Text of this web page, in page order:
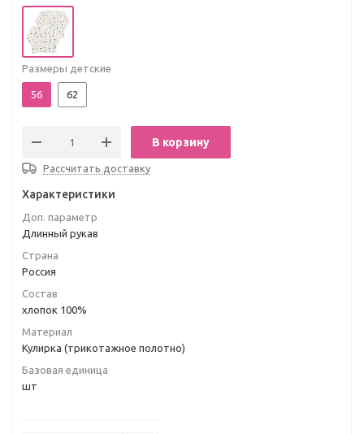
Размеры детские
56 62
В корзину
Рассчитать доставку
Характеристики
Доп. параметр
Длинный рукав
Страна
Россия
Состав
хлопок 100%
Материал
Кулирка (трикотажное полотно)
Базовая единица
шт